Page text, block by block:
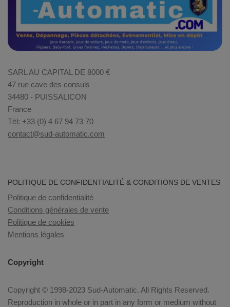
SARL AU CAPITAL DE 8000 €
47 rue cave des consuls
34480 - PUISSALICON
France
Tél: +33 (0) 4 67 94 73 70
contact@sud-automatic.com
POLITIQUE DE CONFIDENTIALITÉ & CONDITIONS DE VENTES
Politique de confidentialité
Conditions générales de vente
Politique de cookies
Mentions légales
Copyright
Copyright © 1998-2023 Sud-Automatic. All Rights Reserved.
Reproduction in whole or in part in any form or medium without